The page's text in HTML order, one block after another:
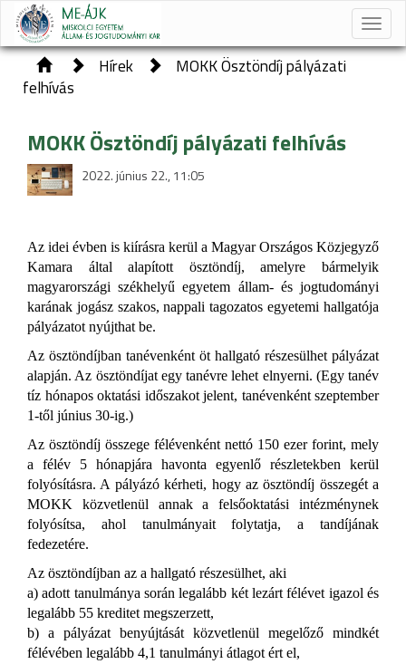
Toggle
Hírek
MOKK Ösztöndíj pályázati
felhívás
MOKK Ösztöndíj pályázati felhívás
2022. június 22., 11:05
Az idei évben is kiírásra kerül a Magyar Országos Közjegyző
Kamara által alapított ösztöndíj, amelyre bármelyik
magyarországi székhelyű egyetem állam- és jogtudományi
karának jogász szakos, nappali tagozatos egyetemi hallgatója
pályázatot nyújthat be.
Az ösztöndíjban tanévenként öt hallgató részesülhet pályázat
alapján. Az ösztöndíjat egy tanévre lehet elnyerni. (Egy tanév
tíz hónapos oktatási időszakot jelent, tanévenként szeptember
1-től június 30-ig.)
Az ösztöndíj összege félévenként nettó 150 ezer forint, mely
a félév 5 hónapjára havonta egyenlő részletekben kerül
folyósításra. A pályázó kérheti, hogy az ösztöndíj összegét a
MOKK közvetlenül annak a felsőoktatási intézménynek
folyósítsa, ahol tanulmányait folytatja, a tandíjának
fedezetére.
Az ösztöndíjban az a hallgató részesülhet, aki
a) adott tanulmánya során legalább két lezárt félévet igazol és
legalább 55 kreditet megszerzett,
b) a pályázat benyújtását közvetlenül megelőző mindkét
félévében legalább 4,1 tanulmányi átlagot ért el,